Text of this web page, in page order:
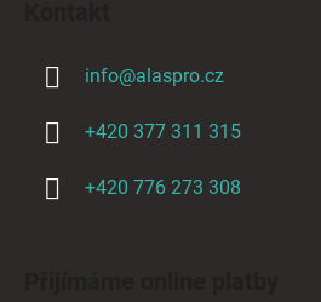
info@alaspro.cz
+420 377 311 315
+420 776 273 308